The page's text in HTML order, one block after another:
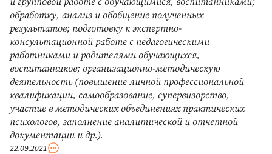
обработку, анализ и обобщение полученных
результатов; подготовку к экспертно-
консультационной работе с педагогическими
работниками и родителями обучающихся,
воспитанников; организационно-методическую
деятельность (повышение личной профессиональной
квалификации, самообразование, супервизорство,
участие в методических объединениях практических
психологов, заполнение аналитической и отчетной
документации и др.).
22.09.2021